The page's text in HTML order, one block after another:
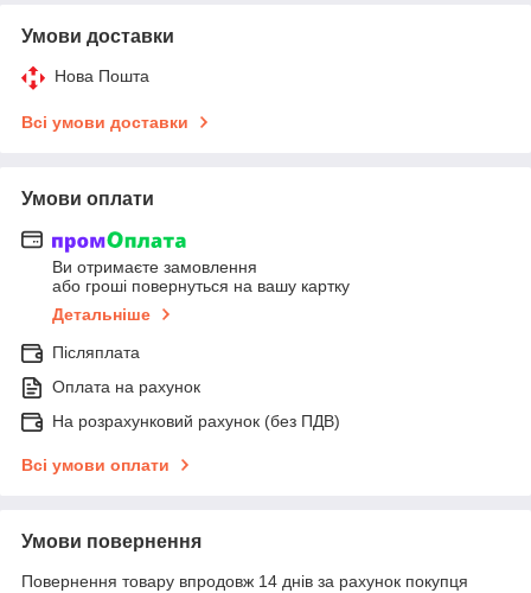
Умови доставки
Нова Пошта
Всі умови доставки
Умови оплати
Ви отримаєте замовлення
або гроші повернуться на вашу картку
Детальніше
Післяплата
Оплата на рахунок
На розрахунковий рахунок (без ПДВ)
Всі умови оплати
Умови повернення
Повернення товару впродовж 14 днів за рахунок покупця